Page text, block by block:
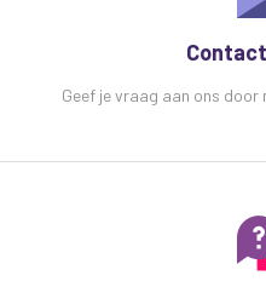
Geef je vraag aan ons